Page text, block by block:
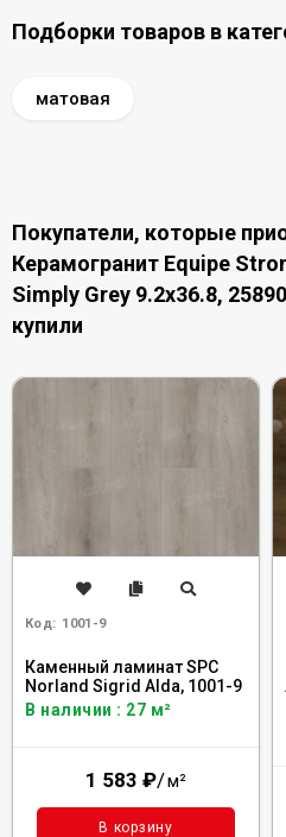
Подборки товаров в
матовая
Покупатели, которые
Керамогранит Equipe
Simply Grey 9.2x36.8,
купили
Код: 1001-9
Каменный ламинат SPC
Norland Sigrid Alda, 1001-9
В наличии : 27 м²
1 583 ₽/м²
В корзину